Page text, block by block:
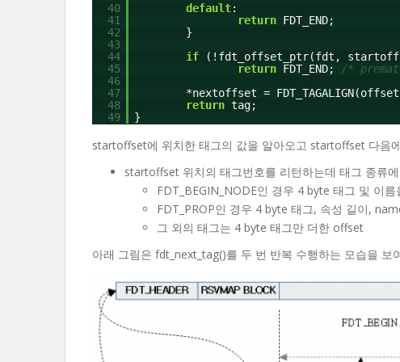
40
default:
41
return FDT_END;
42
}
43
44
if
(!fdt_offset_ptr(fdt,
45
return FDT_END; /*
46
47
*nextoffset =
48
return tag;
49
}
startoffset에 위치한 태그의 값을 알아오고 startoffset 다음
startoffset 위치의 태그번호를 리턴하는데 태그 종류
FDT_BEGIN_NODE인 경우 4 byte 태그 및 이
FDT_PROP인 경우 4 byte 태그, 속성 길이,
그 외의 태그는 4 byte 태그만 더한 offset
아래 그림은 fdt_next_tag()를 두 번 반복 수행하는 모습을 보